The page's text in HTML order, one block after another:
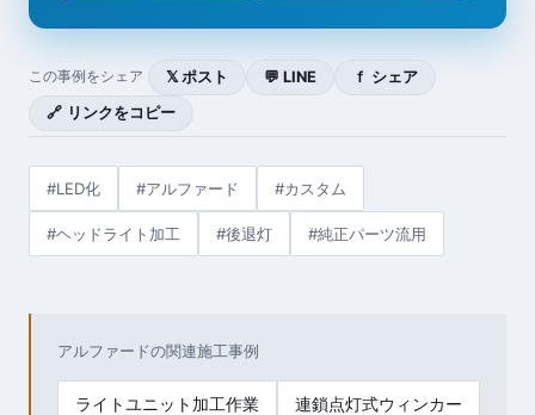
この事例をシェア 𝕏 ポスト 💬 LINE
ｆ シェア
🔗 リンクをコピー
#LED化 #アルファード #カスタム
#ヘッドライト加工 #後退灯 #純正パーツ流用
アルファードの関連施工事例
ライトユニット加工作業 連鎖点灯式ウィンカー